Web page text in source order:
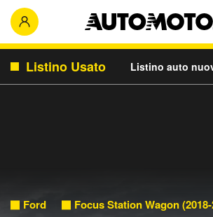
Listino Usato Listino auto
Ford Focus Station Wagon